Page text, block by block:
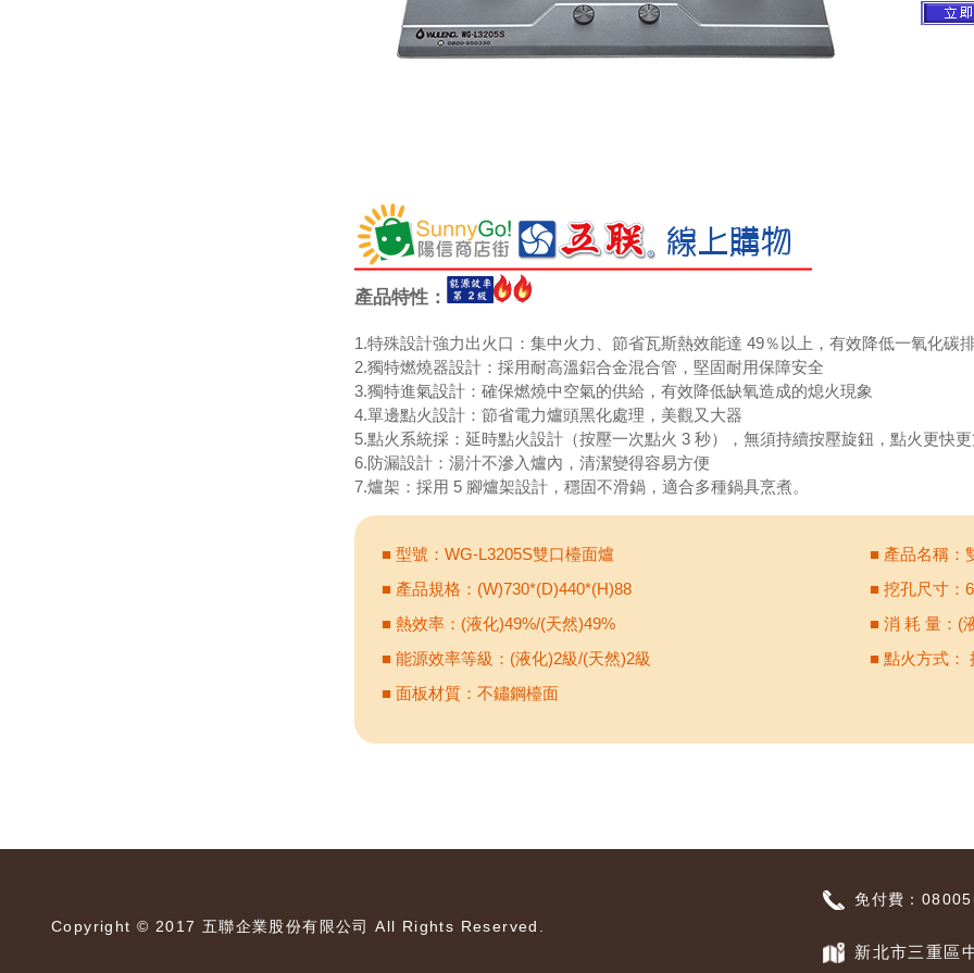
產品特性：
1.特殊設計強力出火口：集中火力、節省瓦斯熱效能達 49％以上，有效降低一氧化碳排
2.獨特燃燒器設計：採用耐高溫鋁合金混合管，堅固耐用保障安全
3.獨特進氣設計：確保燃燒中空氣的供給，有效降低缺氧造成的熄火現象
4.單邊點火設計：節省電力爐頭黑化處理，美觀又大器
5.點火系統採：延時點火設計（按壓一次點火 3 秒），無須持續按壓旋鈕，點火更快更
6.防漏設計：湯汁不滲入爐內，清潔變得容易方便
7.爐架：採用 5 腳爐架設計，穩固不滑鍋，適合多種鍋具烹煮。
■ 型號：WG-L3205S雙口檯面爐
■ 產品名稱：
■ 產品規格：(W)730*(D)440*(H)88
■ 挖孔尺寸：
■ 熱效率：(液化)49%/(天然)49%
■ 消 耗 量：(
■ 能源效率等級：(液化)2級/(天然)2級
■ 點火方式：
■ 面板材質：不鏽鋼檯面
Copyright © 2017 五聯企業股份有限公司 All Rights Reserved.
免付費：
新北市三重區